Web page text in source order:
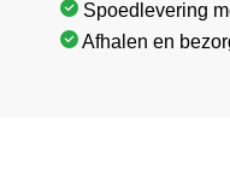
Spoedlevering
Afhalen en